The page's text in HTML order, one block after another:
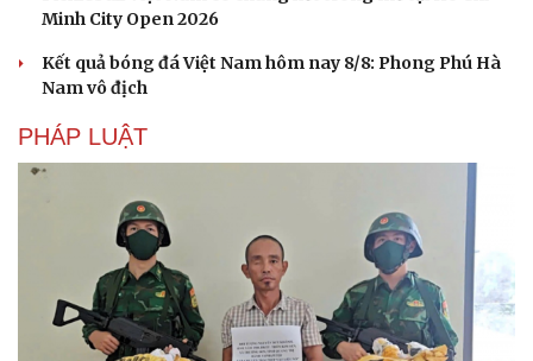
Sân khấu - Điện ảnh
Văn học
Thời trang
Minh City Open 2026
Kết quả bóng đá Việt Nam hôm nay 8/8: Phong Phú Hà
Nam vô địch
PHÁP LUẬT